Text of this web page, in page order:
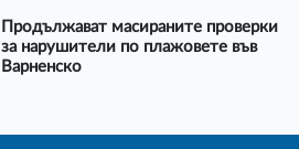
Продължават масираните проверки
за нарушители по плажовете във
Варненско